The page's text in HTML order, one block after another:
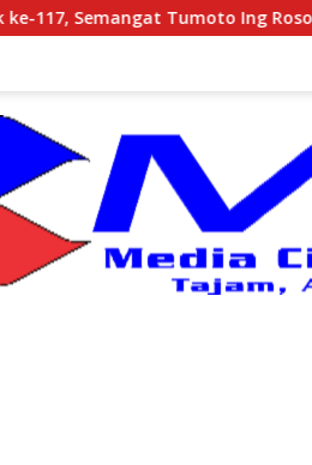
Ing Roso Jadi Landasan